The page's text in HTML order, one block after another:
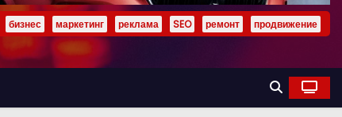
бизнес маркетинг реклама SEO ремонт продвижение